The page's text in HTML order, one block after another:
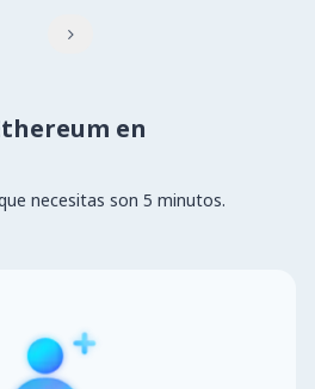

en
necesitas son 5 minutos.